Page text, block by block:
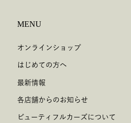
MENU
オンラインショップ
はじめての方へ
最新情報
各店舗からのお知らせ
ビューティフルカーズについて